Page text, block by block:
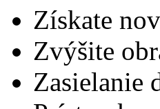
Získate
Zvýšite
Zasielanie